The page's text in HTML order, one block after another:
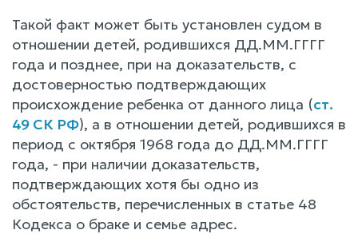
Такой факт может быть установлен судом в
отношении детей, родившихся ДД.ММ.ГГГГ
года и позднее, при на доказательств, с
достоверностью подтверждающих
происхождение ребенка от данного лица (ст.
49 СК РФ), а в отношении детей, родившихся в
период с октября 1968 года до ДД.ММ.ГГГГ
года, - при наличии доказательств,
подтверждающих хотя бы одно из
обстоятельств, перечисленных в статье 48
Кодекса о браке и семье адрес.